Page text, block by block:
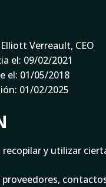
Verreault, CEO
el: 09/02/2021
el: 01/05/2018
01/02/2025
recopilar y utilizar